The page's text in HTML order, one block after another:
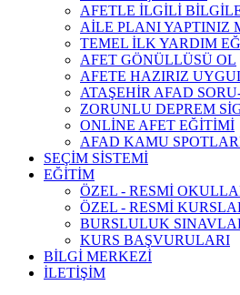
AFETLE İLGİLİ
AİLE PLANI YAPTINIZ
TEMEL İLK YARDIM
AFET GÖNÜLLÜSÜ OL
AFETE HAZIRIZ
ATAŞEHİR AFAD
ZORUNLU DEPREM
ONLİNE AFET EĞİTİMİ
AFAD KAMU
SEÇİM SİSTEMİ
EĞİTİM
ÖZEL - RESMİ
ÖZEL - RESMİ
BURSLULUK
KURS BAŞVURULARI
BİLGİ MERKEZİ
İLETİŞİM